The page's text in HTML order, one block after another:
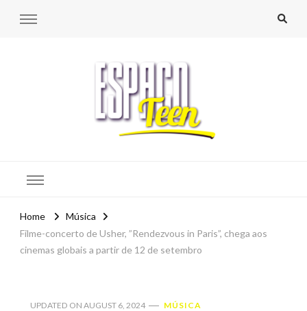
Home
Música
Filme-concerto de Usher, ”Rendezvous in Paris”, chega aos
cinemas globais a partir de 12 de setembro
UPDATED ON AUGUST 6, 2024 MÚSICA